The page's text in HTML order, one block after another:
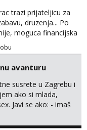
trazi prijateljicu za
druzenja... Po
moguca financijska
avanturu
susrete u Zagrebu i
ako si mlada,
Javi se ako: - imaš
si fleksibilna s